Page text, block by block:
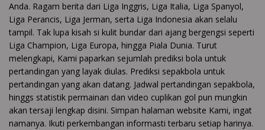
Anda. Ragam berita dari Liga Inggris, Liga Italia, Liga Spanyol,
Liga Perancis, Liga Jerman, serta Liga Indonesia akan selalu
tampil. Tak lupa kisah si kulit bundar dari ajang bergengsi seperti
Liga Champion, Liga Europa, hingga Piala Dunia. Turut
melengkapi, Kami paparkan sejumlah prediksi bola untuk
pertandingan yang layak diulas. Prediksi sepakbola untuk
pertandingan yang akan datang. Jadwal pertandingan sepakbola,
hinggs statistik permainan dan video cuplikan gol pun mungkin
akan tersaji lengkap disini. Simpan halaman website Kami, ingat
namanya. Ikuti perkembangan informasti terbaru setiap harinya.